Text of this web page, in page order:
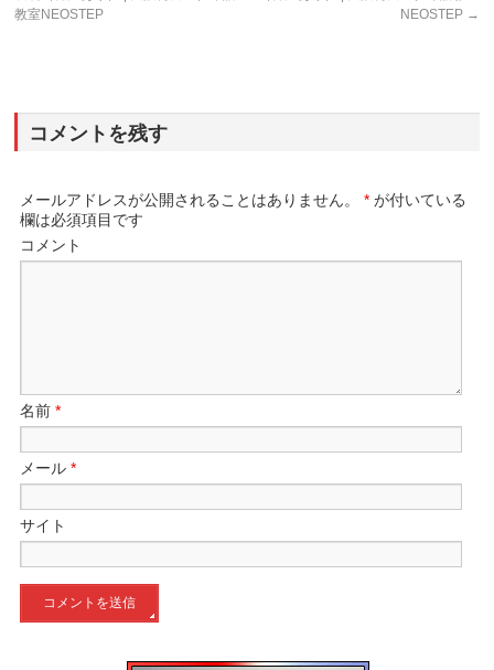
教室NEOSTEP
NEOSTEP →
コメントを残す
メールアドレスが公開されることはありません。 * が付いている
欄は必須項目です
コメント
名前*
メール*
サイト